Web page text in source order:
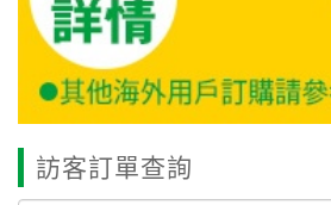
訪客訂單查詢